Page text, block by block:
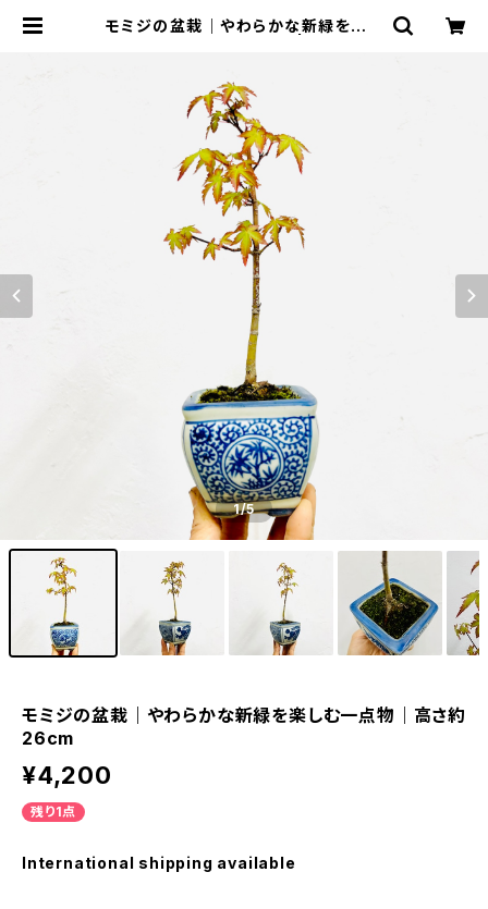
モミジの盆栽｜やわらかな新緑を楽し
1/5
モミジの盆栽｜やわらかな新緑を楽しむ一点物｜高さ約
26cm
¥4,200
残り1点
International shipping available